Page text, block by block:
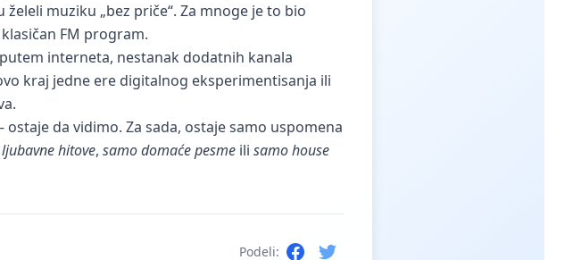
muziku „bez priče“. Za mnoge je to bio
FM program.
interneta, nestanak dodatnih kanala
kraj jedne ere digitalnog eksperimentisanja ili
da vidimo. Za sada, ostaje samo uspomena
hitove, samo domaće pesme ili samo house
Podeli: